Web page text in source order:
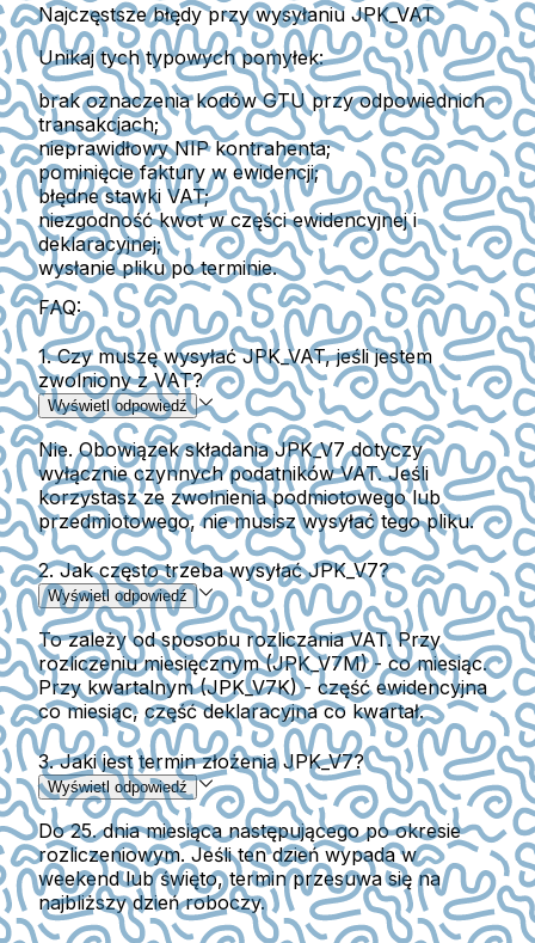
Najczęstsze błędy przy wysyłaniu JPK_VAT
Unikaj tych typowych pomyłek:
brak oznaczenia kodówGTU przy odpowiednich
transakcjach;
nieprawidłowy NIP kontrahenta;
pominięcie faktury w ewidencji;
błędne stawki VAT;
niezgodność kwot w części ewidencyjnej i
deklaracyjnej;
wysłanie pliku po terminie.
FAQ:
1. Czy muszę wysyłać JPK_VAT, jeśli jestem
zwolniony z VAT?
Wyświetl odpowiedź
Nie. Obowiązek składania JPK_V7 dotyczy
wyłącznie czynnych podatników VAT. Jeśli
korzystasz ze zwolnienia podmiotowego lub
przedmiotowego, nie musisz wysyłać tego pliku.
2. Jak często trzeba wysyłać JPK_V7?
Wyświetl odpowiedź
To zależy od sposobu rozliczania VAT. Przy
rozliczeniu miesięcznym (JPK_V7M) - co miesiąc.
Przy kwartalnym (JPK_V7K) - część ewidencyjna
co miesiąc, część deklaracyjna co kwartał.
3. Jaki jest termin złożenia JPK_V7?
Wyświetl odpowiedź
Do 25. dnia miesiąca następującego po okresie
rozliczeniowym. Jeśli ten dzień wypada w
weekend lub święto, termin przesuwa się na
najbliższy dzień roboczy.